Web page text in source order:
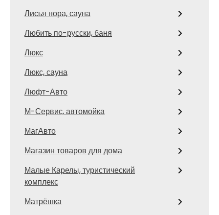
Лисья нора, сауна
Любить по-русски, баня
Люкс
Люкс, сауна
Люфт-Авто
М-Сервис, автомойка
МагАвто
Магазин товаров для дома
Малые Карелы, туристический
комплекс
Матрёшка